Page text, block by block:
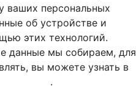
ваших персональных
об устройстве и
этих технологий.
данные мы собираем, для
вы можете узнать в
.